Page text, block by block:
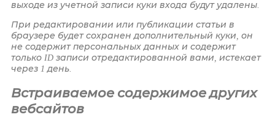
выходе из учетной записи куки входа будут удалены.
При редактировании или публикации статьи в
браузере будет сохранен дополнительный куки, он
не содержит персональных данных и содержит
только ID записи отредактированной вами, истекает
через 1 день.
Встраиваемое содержимое других
вебсайтов